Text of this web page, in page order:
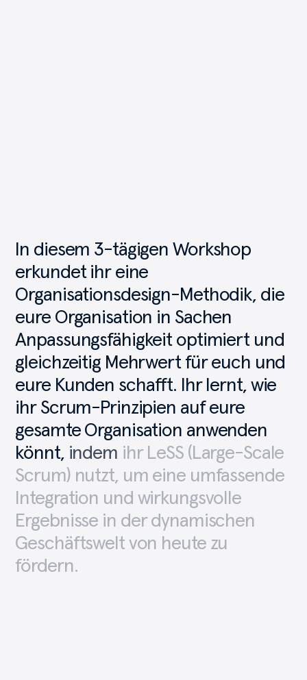
In diesem 3-tägigen Workshop
erkundet ihr eine
Organisationsdesign-Methodik, die
eure Organisation in Sachen
Anpassungsfähigkeit optimiert und
gleichzeitig Mehrwert für euch und
eure Kunden schafft. Ihr lernt, wie
ihr Scrum-Prinzipien auf eure
gesamte Organisation anwenden
könnt, indem ihr LeSS (Large-Scale
Scrum) nutzt, um eine umfassende
Integration und wirkungsvolle
Ergebnisse in der dynamischen
Geschäftswelt von heute zu
fördern.